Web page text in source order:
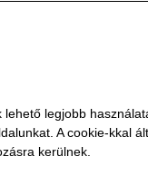
legjobb
A cookie-kkal
kerülnek.